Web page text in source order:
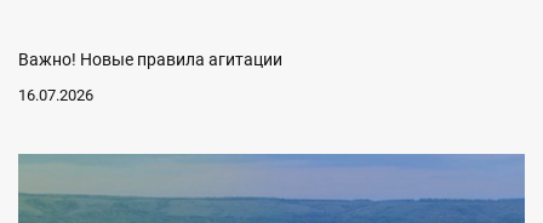
Важно! Новые правила агитации
16.07.2026